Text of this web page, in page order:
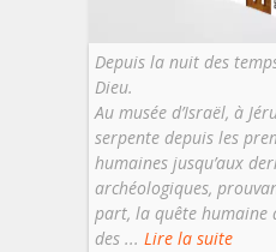
Depuis la nuit des
Dieu.
Au musée d’Israël, à
serpente depuis les
humaines jusqu’aux
archéologiques,
part, la quête humaine
des ... Lire la suite